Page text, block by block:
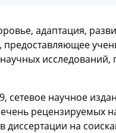
адаптация,
предоставляющее
исследований,
научное
рецензируемых
на